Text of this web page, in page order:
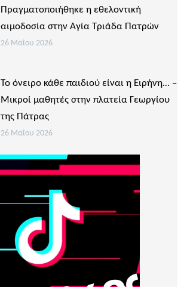
Πραγματοποιήθηκε η εθελοντική
αιμοδοσία στην Αγία Τριάδα Πατρών
26 Μαΐου 2026
Το όνειρο κάθε παιδιού είναι η Ειρήνη… –
Μικροί μαθητές στην πλατεία Γεωργίου
της Πάτρας
26 Μαΐου 2026